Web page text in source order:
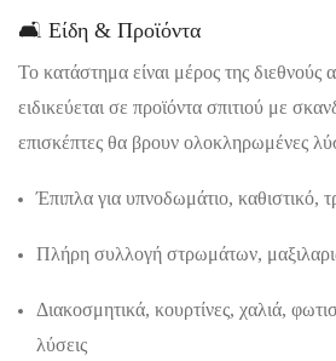
🛋 Είδη & Προϊόντα
Το κατάστημα είναι μέρος της διεθνούς
ειδικεύεται σε προϊόντα σπιτιού με
επισκέπτες θα βρουν ολοκληρωμένες
Έπιπλα για υπνοδωμάτιο, καθιστικό,
Πλήρη συλλογή στρωμάτων,
Διακοσμητικά, κουρτίνες, χαλιά,
λύσεις